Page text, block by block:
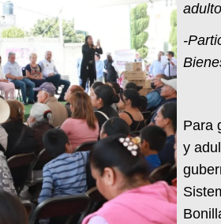
-
Para
y